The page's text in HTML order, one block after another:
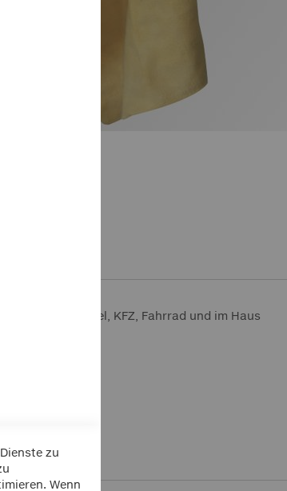
und Spiegel, KFZ, Fahrrad und im Haus
zu
Wenn